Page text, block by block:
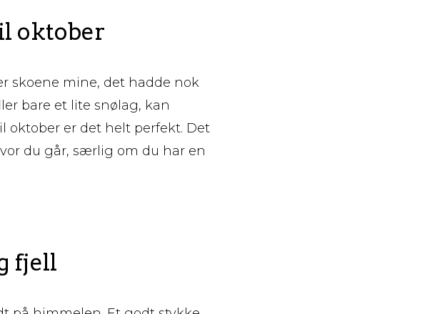
oktober
skoene mine, det hadde nok
bare et lite snølag, kan
oktober er det helt perfekt. Det
du går, særlig om du har en
fjell